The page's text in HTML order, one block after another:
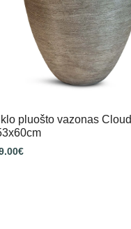
pluošto vazonas Cloud
€